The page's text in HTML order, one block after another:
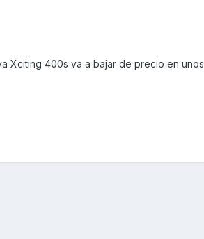
Xciting 400s va a bajar de precio en unos